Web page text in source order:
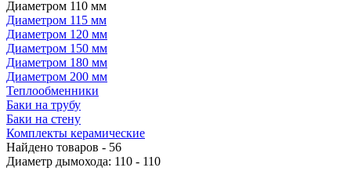
Диаметром 110 мм
Диаметром 115 мм
Диаметром 120 мм
Диаметром 150 мм
Диаметром 180 мм
Диаметром 200 мм
Теплообменники
Баки на трубу
Баки на стену
Комплекты керамические
Найдено товаров - 56
Диаметр дымохода: 110 - 110